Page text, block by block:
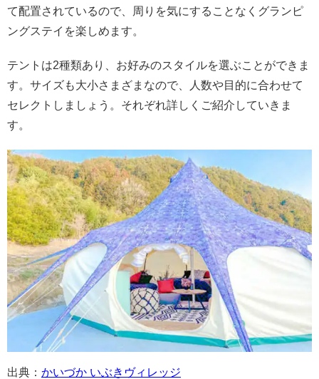
て配置されているので、周りを気にすることなくグランピ
ングステイを楽しめます。
テントは2種類あり、お好みのスタイルを選ぶことができま
す。サイズも大小さまざまなので、人数や目的に合わせて
セレクトしましょう。それぞれ詳しくご紹介していきま
す。
出典： かいづか いぶきヴィレッジ